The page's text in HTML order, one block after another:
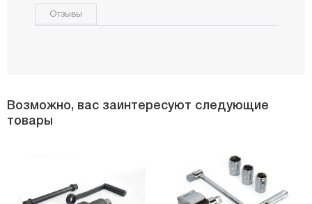
Отзывы
Возможно, вас заинтересуют следующие
товары